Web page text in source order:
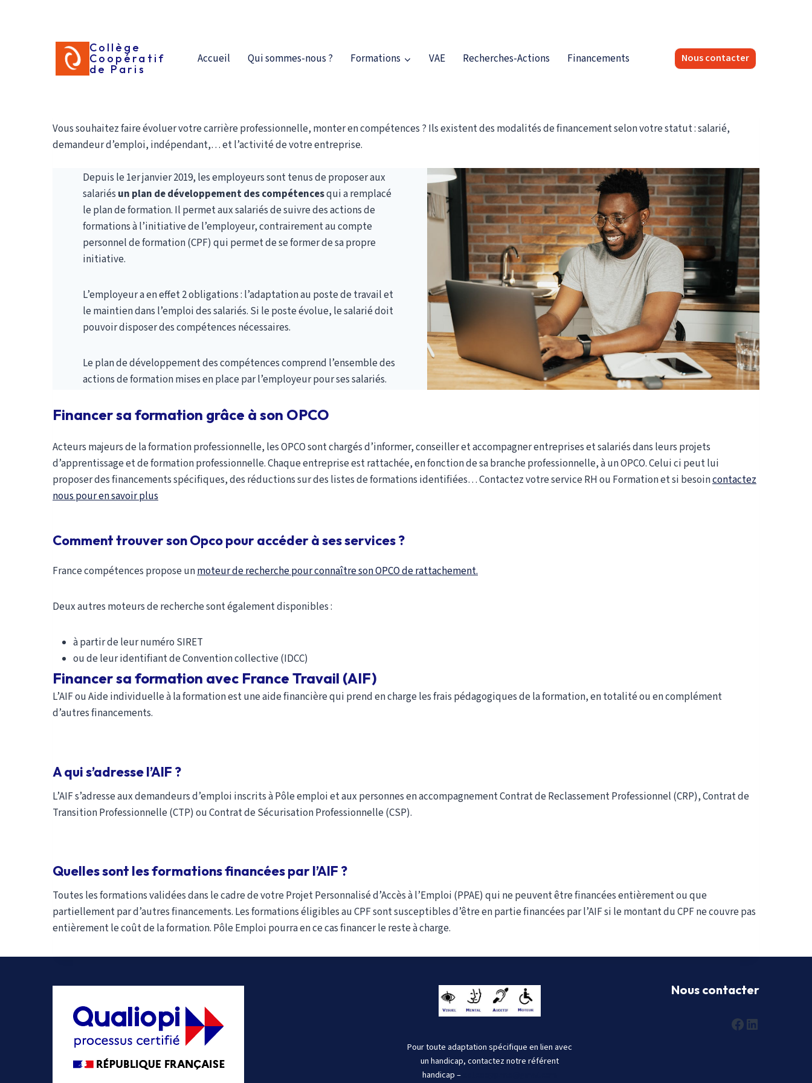
Collège
Coopératif
de Paris
Accueil Qui sommes-nous ? Formations VAE Recherches-Actions Financements Nous contacter
Vous souhaitez faire évoluer votre carrière professionnelle, monter en compétences ? Ils existent des modalités de financement selon votre statut : salarié,
demandeur d’emploi, indépendant,… et l’activité de votre entreprise.
Depuis le 1er janvier 2019, les employeurs sont tenus de proposer aux
salariés un plan de développement des compétencesqui a remplacé
le plan de formation. Il permet aux salariés de suivre des actions de
formations à l’initiative de l’employeur, contrairement au compte
personnel de formation (CPF) qui permet de se former de sa propre
initiative.
L’employeur a en effet 2 obligations : l’adaptation au poste de travail et
le maintien dans l’emploi des salariés. Si le poste évolue, le salarié doit
pouvoir disposer des compétences nécessaires.
Le plan de développement des compétences comprend l’ensemble des
actions de formation mises en place par l’employeur pour ses salariés.
Financer sa formation grâce à son OPCO
Acteurs majeurs de la formation professionnelle, les OPCO sont chargés d’informer, conseiller et accompagner entreprises et salariés dans leurs projets
d’apprentissage et de formation professionnelle. Chaque entreprise est rattachée, en fonction de sa branche professionnelle, à un OPCO. Celui ci peut lui
proposer des financements spécifiques, des réductions sur des listes de formations identifiées… Contactez votre service RH ou Formation et si besoincontactez
nous pour en savoir plus
Comment trouver son Opco pour accéder à ses services ?
France compétences propose unmoteur de recherche pour connaître son OPCO de rattachement.
Deux autres moteurs de recherche sont également disponibles :
à partir de leur numéro SIRET
ou de leur identifiant de Convention collective (IDCC)
Financer sa formation avec France Travail (AIF)
L’AIF ou Aide individuelle à la formation est une aide financière qui prend en charge les frais pédagogiques de la formation, en totalité ou en complément
d’autres financements.
A qui s’adresse l’AIF ?
L’AIF s’adresse aux demandeurs d’emploi inscrits à Pôle emploi et aux personnes en accompagnement Contrat de Reclassement Professionnel (CRP), Contrat de
Transition Professionnelle (CTP) ou Contrat de Sécurisation Professionnelle (CSP).
Quelles sont les formations financées par l’AIF ?
Toutes les formations validées dans le cadre de votre Projet Personnalisé d’Accès à l’Emploi (PPAE) qui ne peuvent être financées entièrement ou que
partiellement par d’autres financements. Les formations éligibles au CPF sont susceptibles d’être en partie financées par l’AIF si le montant du CPF ne couvre pas
entièrement le coût de la formation. Pôle Emploi pourra en ce cas financer le reste à charge.
Pour toute adaptation spécifique en lien avec
un handicap, contactez notre référent
handicap –
Nous contacter
Facebook
LinkedIn